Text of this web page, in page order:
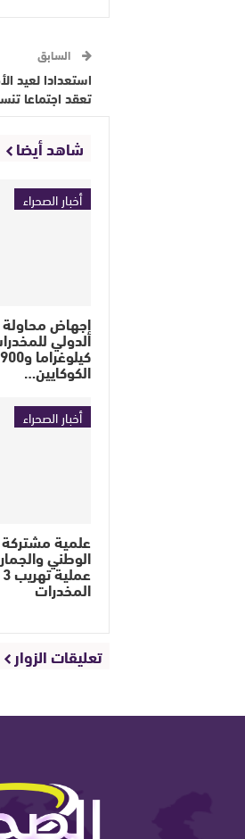
السابق
استعدادا لعيد
تعقد اجتماعا
شاهد أيضا
أخبار الصحراء
إجهاض محاولة
الكوكايين…
أخبار الصحراء
علمية مشتركة
الوطني
المخدرات
تعليقات الزوار